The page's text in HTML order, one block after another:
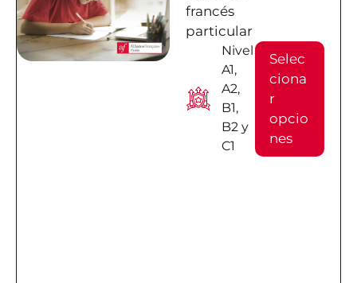
francés
particular
Nivel
A1,
A2,
B1,
B2 y
C1
Selec
ciona
r
opcio
nes